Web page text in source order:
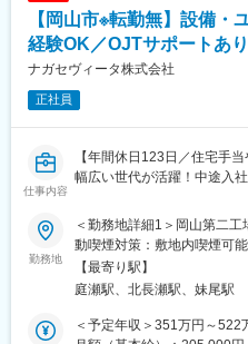
【岡山市※転勤無】設備
経験OK／OJTサポートあ
ナガセヴィータ株式会社
正社員
仕事内容
【年間休日123日／住宅手
幅広い世代が活躍！中途入
・工場関係の排水運転業務(
pH管理（廃薬液処分）・各
・ボイラー運転業務(・ボイ
充・現場点検、確認※遠隔改
・変電所業務(・常駐監視業
検・力率監視操作・特高変
勤務地
＜勤務地詳細1＞岡山第二
動喫煙対策：敷地内喫煙可
質工場住所：岡山市北区今保578 受動喫煙対策：敷地内
場所あり変更の範囲：無
【最寄り駅】
庭瀬駅、北長瀬駅、妹尾駅
＜予定年収＞351万円～522